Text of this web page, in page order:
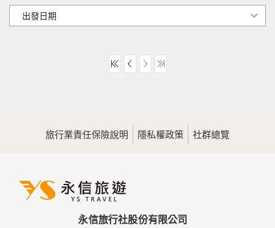
旅行業責任保險說明 隱私權政策 社群總覽
永信旅行社股份有限公司